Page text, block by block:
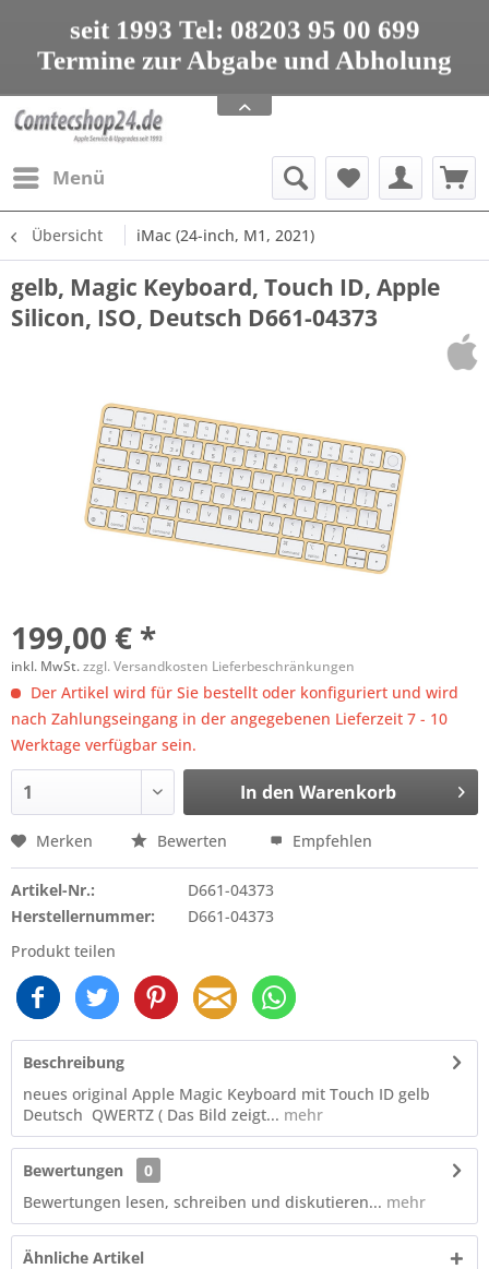
seit 1993 Tel: 08203 95 00 699
Termine zur Abgabe und Abholung
nur nach Vereinbarung
Apple Service, Upgrades und Zubehör
seit 1993 Tel: 08203 95 00 699
Menü
Übersicht iMac (24-inch, M1, 2021)
gelb, Magic Keyboard, Touch ID, Apple
Silicon, ISO, Deutsch D661-04373
199,00 € *
inkl. MwSt.zzgl. Versandkosten Lieferbeschränkungen
Der Artikel wird für Sie bestellt oder konfiguriert und wird
nach Zahlungseingang in der angegebenen Lieferzeit 7 - 10
Werktage verfügbar sein.
In den Warenkorb
Merken Bewerten Empfehlen
Artikel-Nr.:
D661-04373
Herstellernummer:
D661-04373
Produkt teilen
Beschreibung
neues original Apple Magic Keyboard mit Touch ID gelb
Deutsch QWERTZ ( Das Bild zeigt... mehr
Bewertungen
0
Bewertungen lesen, schreiben und diskutieren... mehr
Ähnliche Artikel